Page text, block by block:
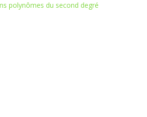
polynômes du second degré